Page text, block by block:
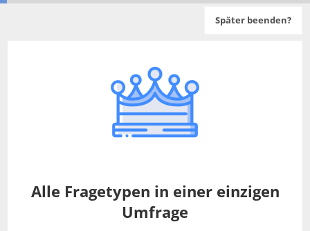
Später beenden?
Alle Fragetypen in einer einzigen
Umfrage